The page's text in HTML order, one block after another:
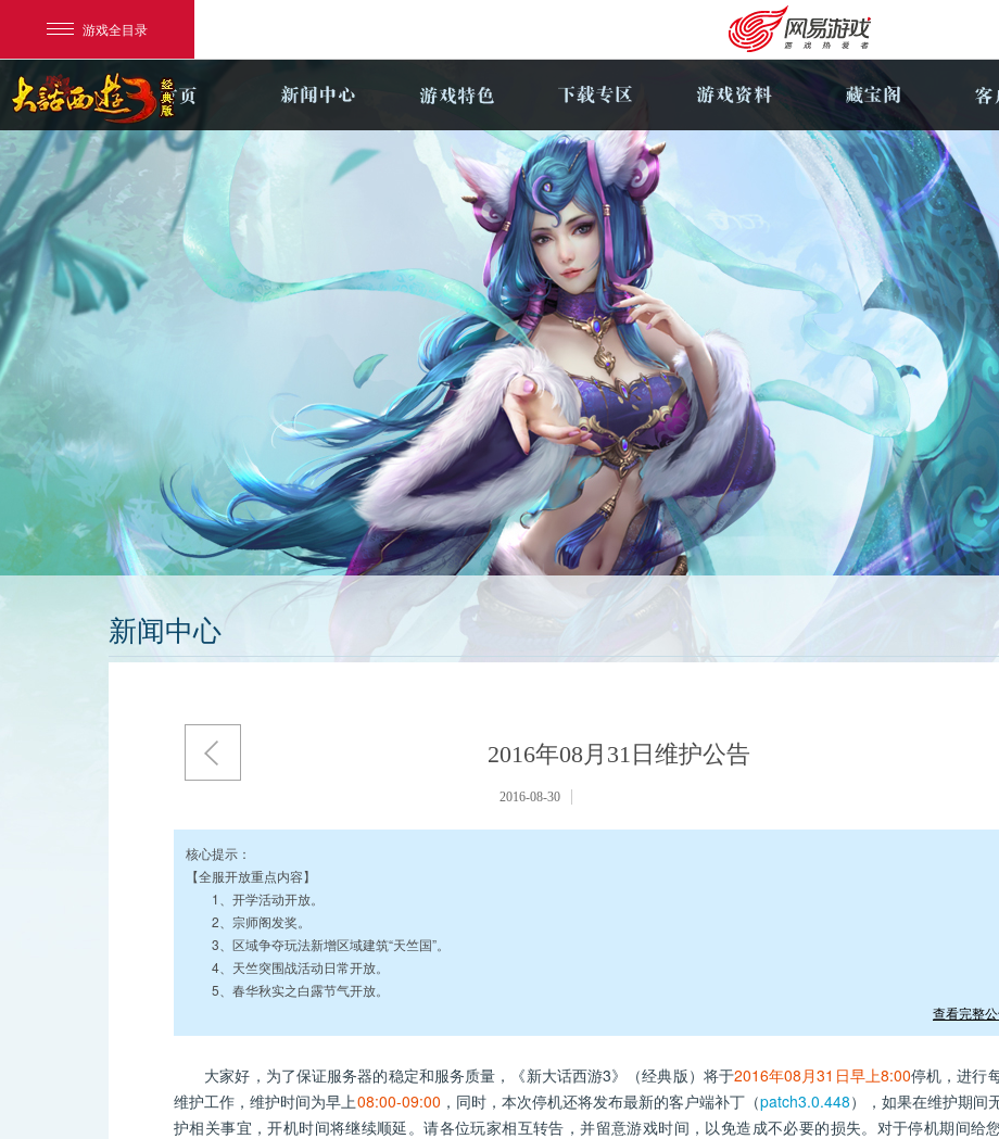
游戏全目录
网易游戏
购卡充值 客服中心
新闻中心
2016年08月31日维护公告
2016-08-30
核心提示：
【全服开放重点内容】
1、开学活动开放。
2、宗师阁发奖。
3、区域争夺玩法新增区域建筑“天竺国”。
4、天竺突围战活动日常开放。
5、春华秋实之白露节气开放。
查看完整
大家好，为了保证服务器的稳定和服务质量，《新大话西游3》（经典版）将于2016年08月31日早上8:00停机，进行
维护工作，维护时间为早上08:00-09:00 ，同时，本次停机还将发布最新的客户端补丁（patch3.0.448），如果在维护期间
护相关事宜，开机时间将继续顺延。请各位玩家相互转告，并留意游戏时间，以免造成不必要的损失。对于停机期间给